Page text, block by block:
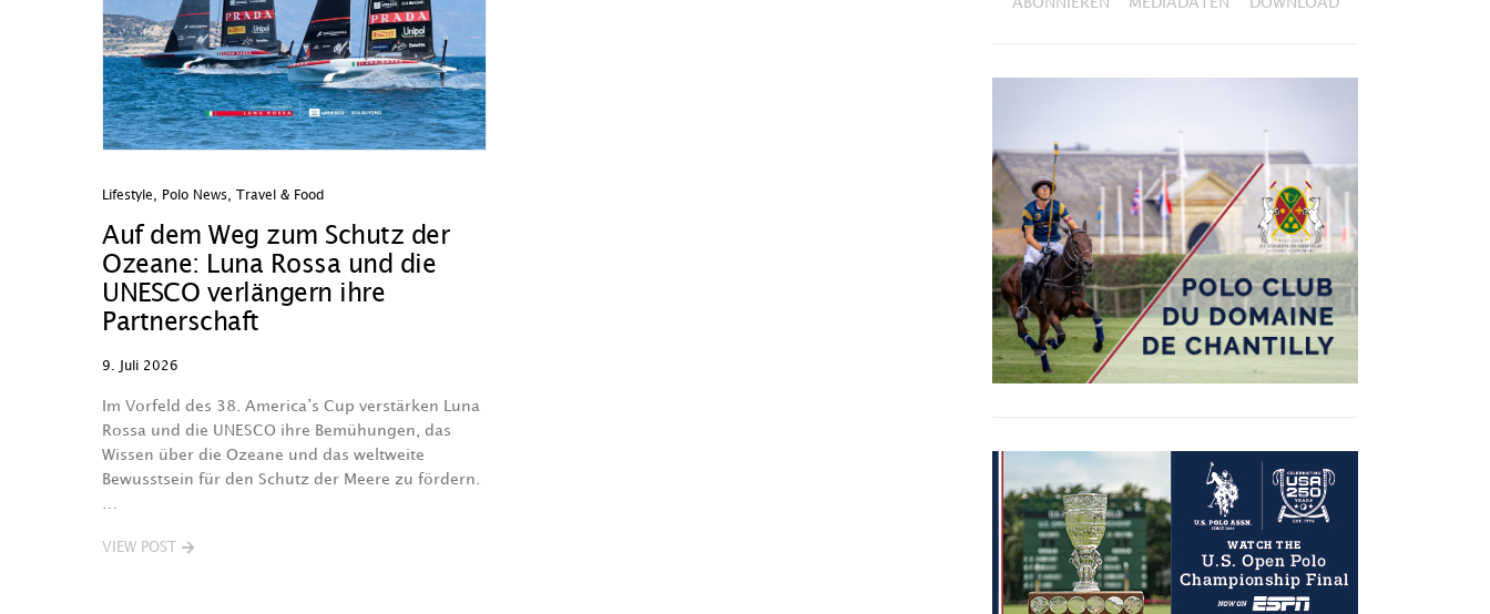
Lifestyle Polo News Travel & Food
Auf dem Weg zum Schutz der
Ozeane: Luna Rossa und die
UNESCO verlängern ihre
Partnerschaft
9. Juli 2026
Im Vorfeld des 38. America’s Cup verstärken Luna
Rossa und die UNESCO ihre Bemühungen, das
Wissen über die Ozeane und das weltweite
Bewusstsein für den Schutz der Meere zu fördern.
VIEW POST